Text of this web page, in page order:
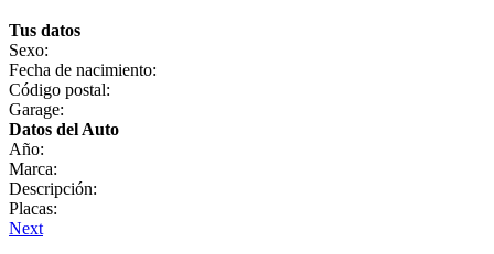
Tus datos
Sexo:
Fecha de nacimiento:
Código postal:
Garage:
Datos del Auto
Año:
Marca:
Descripción:
Placas:
Next